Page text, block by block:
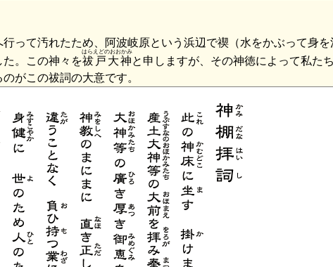
って汚れたため、阿波岐原という浜辺で禊（水をかぶって身
。この神々を祓戸大神
はらえどのおおかみ
と申しますが、その神徳によって私た
がこの祓詞の大意です。